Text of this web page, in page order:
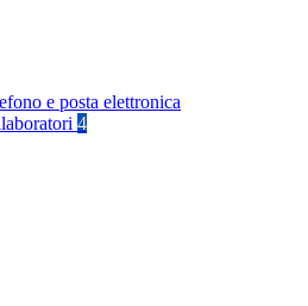
e posta elettronica
4